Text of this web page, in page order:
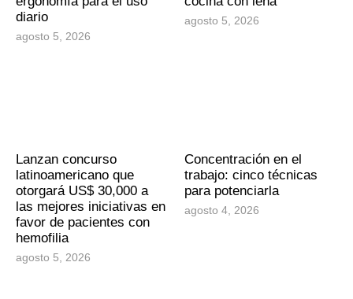
diario
agosto 5, 2026
agosto 5, 2026
Lanzan concurso
latinoamericano que
otorgará US$ 30,000 a
las mejores iniciativas en
favor de pacientes con
hemofilia
agosto 5, 2026
Concentración en el
trabajo: cinco técnicas
para potenciarla
agosto 4, 2026